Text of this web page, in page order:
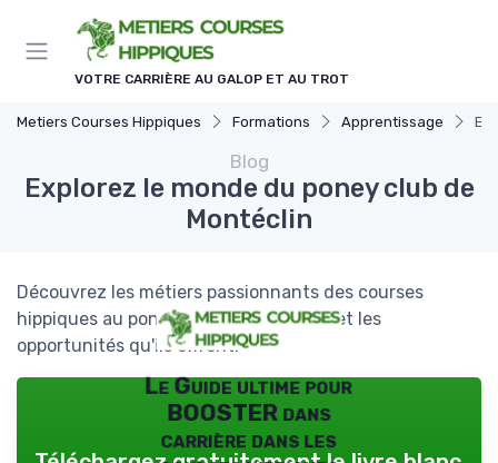
VOTRE CARRIÈRE AU GALOP ET AU TROT
Metiers Courses Hippiques Formations Apprentissage
Blog
Explorez le monde du poney club de
Montéclin
Découvrez les métiers passionnants des courses
hippiques au poney club de Montéclin et les
opportunités qu'ils offrent.
Le Guide ultime pour
BOOSTER dans
carrière dans les
Panneau de gestion des cookies